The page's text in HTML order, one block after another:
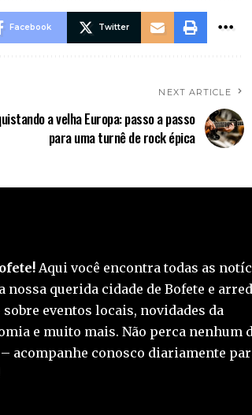
Facebook Twitter
NEXT ARTICLE
a velha Europa: passo a passo
para uma turnê de rock épica
Aqui você encontra todas as
querida cidade de Bofete e
eventos locais, novidades da
e muito mais. Não perca nenhum
acompanhe conosco diariamente